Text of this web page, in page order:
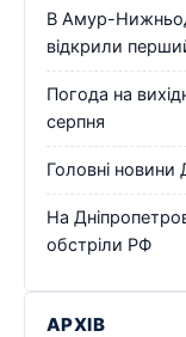
В Амур-
відкрили
Погода на
серпня
Головні новини
На
обстріли РФ
АРХІВ